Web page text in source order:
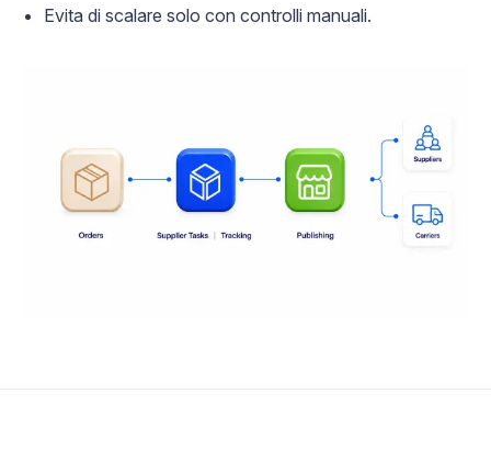
Evita di scalare solo con controlli manuali.